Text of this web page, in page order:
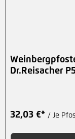
Dr.Reisacher
32,03 €* / Je